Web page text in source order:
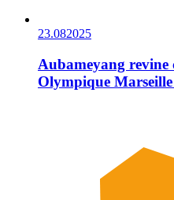
23.082025
Aubameyang
Olympique